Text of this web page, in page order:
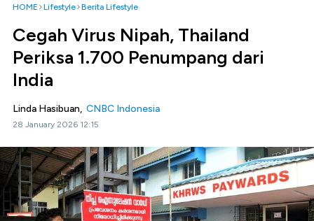
HOME Lifestyle Berita Lifestyle
Cegah Virus Nipah, Thailand
Periksa 1.700 Penumpang dari
India
Linda Hasibuan, CNBC Indonesia
28 January 2026 12:15